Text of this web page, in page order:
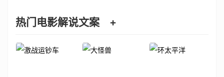
热门电影解说文案 +